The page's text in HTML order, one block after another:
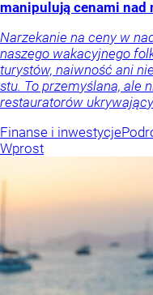
manipulują cenami nad
Narzekanie na ceny w
naszego wakacyjnego
turystów, naiwność ani
stu. To przemyślana, ale
restauratorów
Finanse i inwestycje
Wprost